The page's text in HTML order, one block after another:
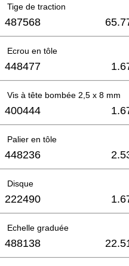
Tige de traction
487568
Ecrou en tôle
448477
Vis à tête bombée 2,5 x 8 mm
400444
Palier en tôle
448236
Disque
222490
Echelle graduée
488138